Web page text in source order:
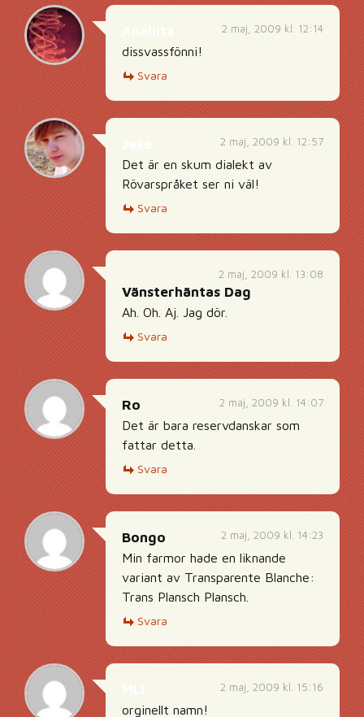
2 maj, 2009 kl. 12:14
dissvassfönni!
Svara
2 maj, 2009 kl. 12:57
Det är en skum dialekt av
Rövarspråket ser ni väl!
Svara
2 maj, 2009 kl. 13:08
Vänsterhäntas Dag
Ah. Oh. Aj. Jag dör.
Svara
2 maj, 2009 kl. 14:07
Ro
Det är bara reservdanskar som
fattar detta.
Svara
2 maj, 2009 kl. 14:23
Bongo
Min farmor hade en liknande
variant av Transparente Blanche:
Trans Plansch Plansch.
Svara
2 maj, 2009 kl. 15:16
orginellt namn!